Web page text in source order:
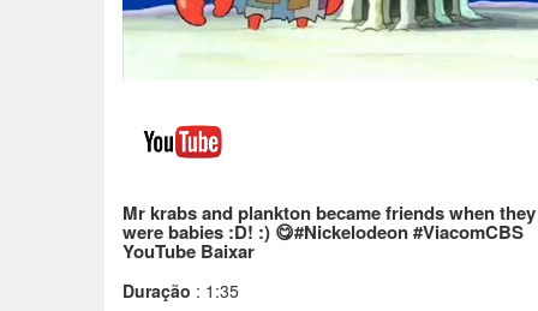
Mr krabs and plankton became friends when they
were babies :D! :) 😋#Nickelodeon #ViacomCBS
YouTube Baixar
Duração : 1:35